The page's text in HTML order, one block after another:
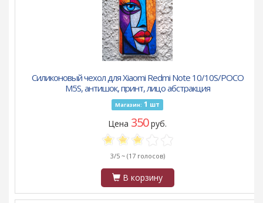
Силиконовый чехол для Xiaomi Redmi Note 10/10S/POCO
M5S, антишок, принт, лицо абстракция
Магазин: 1 шт
Цена 350руб.
3/5 ~ (17 голосов)
В корзину